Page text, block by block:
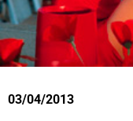
03/04/2013